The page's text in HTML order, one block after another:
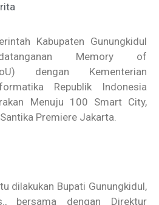
Kabupaten Gunungkidul
Memory of
dengan Kementerian
Republik Indonesia
Menuju 100 Smart City,
Premiere Jakarta.
dilakukan Bupati Gunungkidul,
bersama dengan Direktur